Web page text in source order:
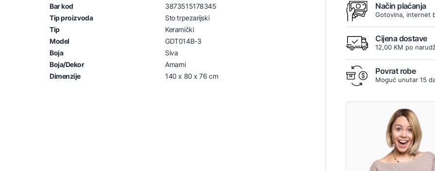
Bar kod
3873515178345
Tip proizvoda
Sto trpezarijski
Tip
Keramički
Model
GDT014B-3
Boja
Siva
Boja/Dekor
Amarni
Dimenzije
140 x 80 x 76 cm
Način plaćanja
Gotovina, internet
Cijena dostave
12,00 KM po
Povrat robe
Moguć unutar 15